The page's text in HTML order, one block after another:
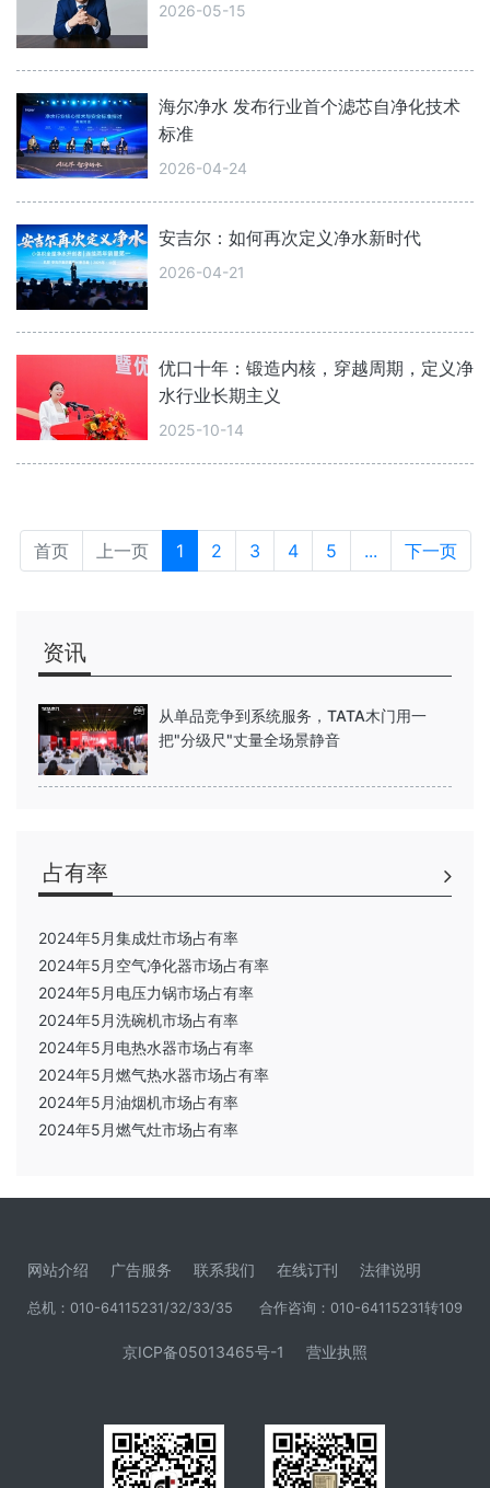
2026-05-15
海尔净水 发布行业首个滤芯自净化技术
标准
2026-04-24
安吉尔：如何再次定义净水新时代
2026-04-21
优口十年：锻造内核，穿越周期，定义净
水行业长期主义
2025-10-14
首页 上一页 1 2 3 4 5 ... 下一页
资讯
从单品竞争到系统服务，TATA木门用一
把"分级尺"丈量全场景静音
占有率
2024年5月集成灶市场占有率
2024年5月空气净化器市场占有率
2024年5月电压力锅市场占有率
2024年5月洗碗机市场占有率
2024年5月电热水器市场占有率
2024年5月燃气热水器市场占有率
2024年5月油烟机市场占有率
2024年5月燃气灶市场占有率
网站介绍 广告服务 联系我们 在线订刊 法律说明
总机：010-64115231/32/33/35 合作咨询：010-64115231转109
京ICP备05013465号-1 营业执照